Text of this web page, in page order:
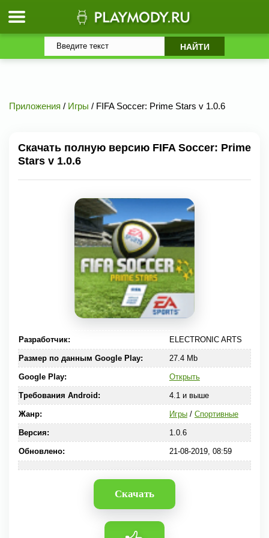
Приложения / Игры / FIFA Soccer: Prime Stars v 1.0.6
Скачать полную версию FIFA Soccer: Prime
Stars v 1.0.6
Разработчик: ELECTRONIC ARTS
Размер по данным Google Play: 27.4 Mb
Google Play: Открыть
Требования Android: 4.1 и выше
Жанр: Игры/ Спортивные
Версия: 1.0.6
Обновлено: 21-08-2019, 08:59
Скачать